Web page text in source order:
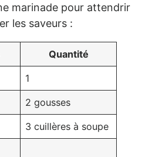
marinade pour attendrir
les saveurs :
Quantité
1
2 gousses
3 cuillères à soupe